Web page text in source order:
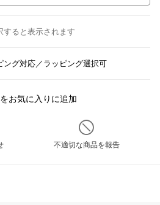
すると表示されます
ング対応／ラッピング選択可
お気に入りに追加
不適切な商品を報告